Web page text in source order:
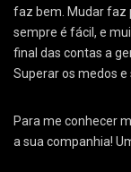
faz bem. Mudar faz
sempre é fácil, e
final das contas a
Superar os medos
Para me conhecer
a sua companhia!